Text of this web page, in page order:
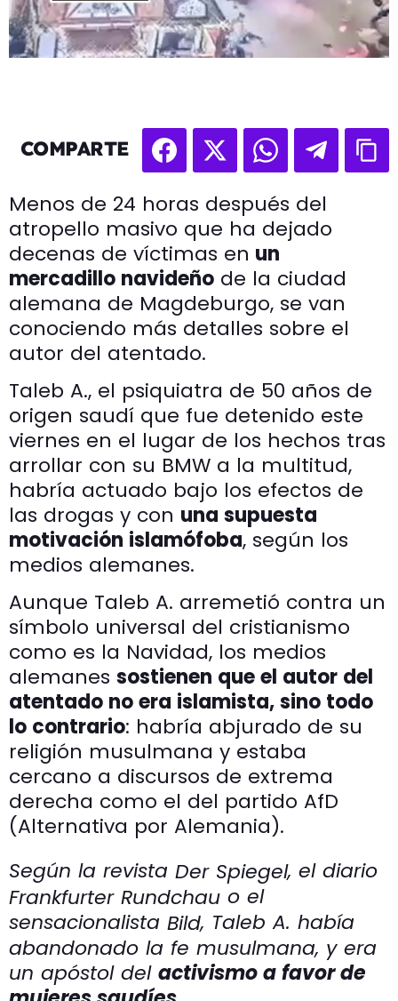
COMPARTE
Menos de 24 horas después del
atropello masivo que ha dejado
decenas de víctimas en un
mercadillo navideño de la ciudad
alemana de Magdeburgo, se van
conociendo más detalles sobre el
autor del atentado.
Taleb A., el psiquiatra de 50 años de
origen saudí que fue detenido este
viernes en el lugar de los hechos tras
arrollar con su BMW a la multitud,
habría actuado bajo los efectos de
las drogas y con una supuesta
motivación islamófoba, según los
medios alemanes.
Aunque Taleb A. arremetió contra un
símbolo universal del cristianismo
como es la Navidad, los medios
alemanes sostienen que el autor del
atentado no era islamista, sino todo
lo contrario: habría abjurado de su
religión musulmana y estaba
cercano a discursos de extrema
derecha como el del partido AfD
(Alternativa por Alemania).
Según la revista Der Spiegel, el diario
Frankfurter Rundchau o el
sensacionalista Bild, Taleb A. había
abandonado la fe musulmana, y era
un apóstol del activismo a favor de